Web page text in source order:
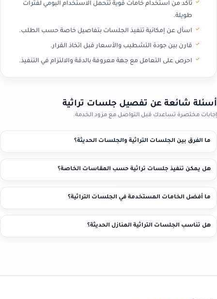
تأكد من استخدام خامات قوية تتحمل الاستخدام اليومي لفترات
طويلة.
اسأل عن إمكانية تنفيذ الجلسات بتفاصيل خاصة حسب الطلب.
قارن بين جودة التشطيب والأسعار قبل اتخاذ القرار.
احرص على التعامل مع جهة معروفة بالدقة والالتزام في التنفيذ.
أسئلة شائعة عن تفصيل جلسات تراثية
إجابات مختصرة تساعدك قبل التواصل مع مزود الخدمة.
ما الفرق بين الجلسات التراثية والجلسات الحديثة؟
هل يمكن تنفيذ جلسات تراثية حسب المقاسات الخاصة؟
ما أفضل الخامات المستخدمة في الجلسات التراثية؟
هل تناسب الجلسات التراثية المنازل الحديثة؟